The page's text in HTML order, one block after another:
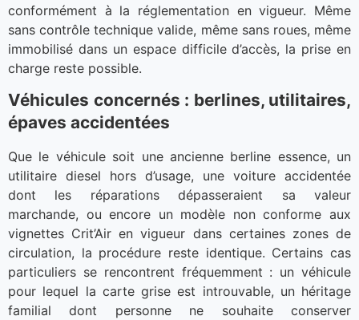
conformément à la réglementation en vigueur. Même
sans contrôle technique valide, même sans roues, même
immobilisé dans un espace difficile d’accès, la prise en
charge reste possible.
Véhicules concernés : berlines, utilitaires,
épaves accidentées
Que le véhicule soit une ancienne berline essence, un
utilitaire diesel hors d’usage, une voiture accidentée
dont les réparations dépasseraient sa valeur
marchande, ou encore un modèle non conforme aux
vignettes Crit’Air en vigueur dans certaines zones de
circulation, la procédure reste identique. Certains cas
particuliers se rencontrent fréquemment : un véhicule
pour lequel la carte grise est introuvable, un héritage
familial dont personne ne souhaite conserver